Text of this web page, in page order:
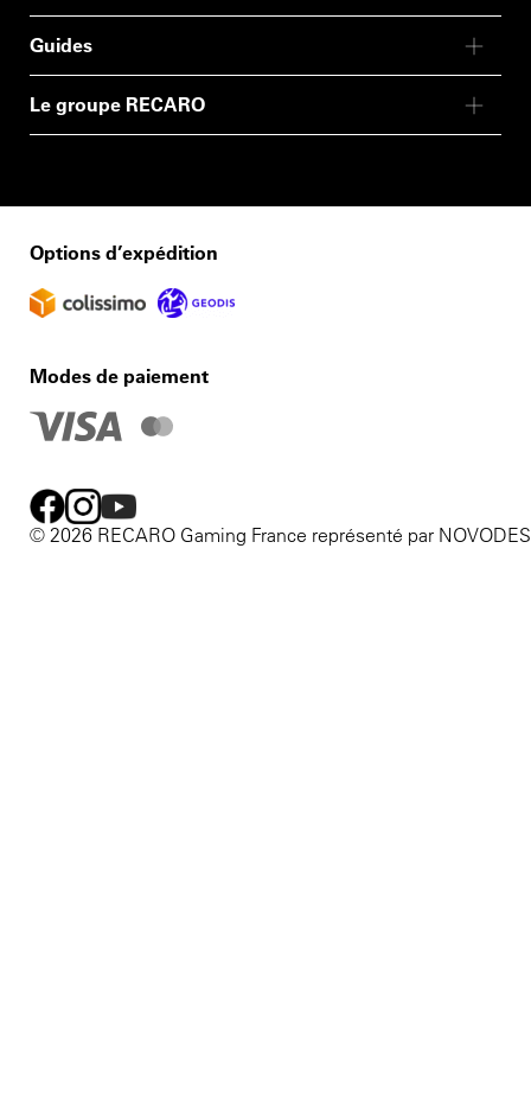
Guides
Le groupe RECARO
Options d’expédition
Modes de paiement
© 2026 RECARO Gaming France représenté par